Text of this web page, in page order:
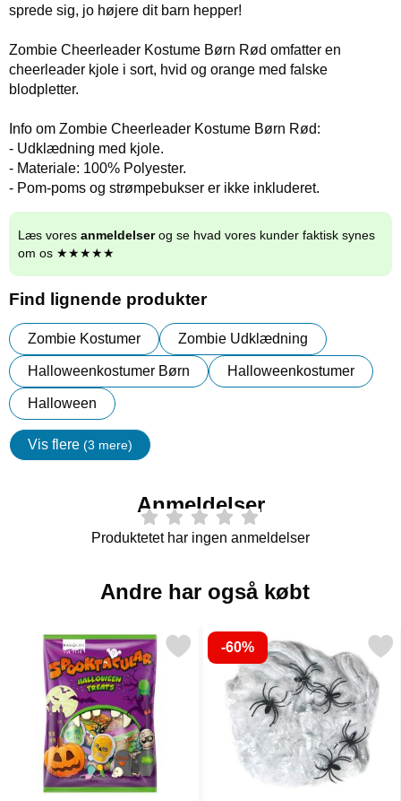
sprede sig, jo højere dit barn hepper!
Zombie Cheerleader Kostume Børn Rød omfatter en
cheerleader kjole i sort, hvid og orange med falske
blodpletter.
Info om Zombie Cheerleader Kostume Børn Rød:
- Udklædning med kjole.
- Materiale: 100% Polyester.
- Pom-poms og strømpebukser er ikke inkluderet.
Læs vores anmeldelserog se hvad vores kunder faktisk synes
om os ★★★★★
Find lignende produkter
Zombie Kostumer Zombie Udklædning
Halloweenkostumer Børn Halloweenkostumer
Halloween
Vis flere (3 mere)
Egenskaper
Anmeldelser
Produktetet har ingen anmeldelser
Andre har også købt
Markér spooktacular Halloweenslik 291g som favorit
-60%
Markér spindelvæv med Sorte